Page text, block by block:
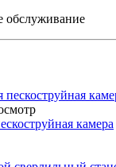
камера